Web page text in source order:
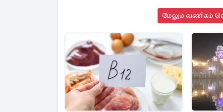
மேலும் வணிகம்